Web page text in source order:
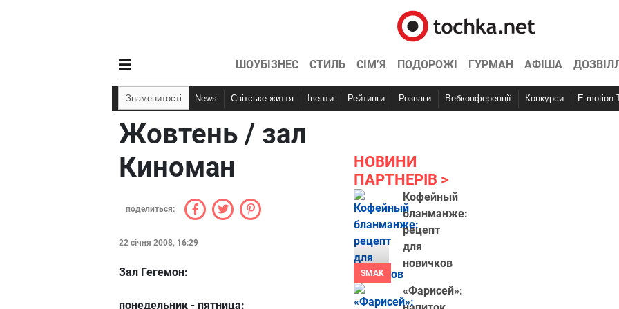
ШОУБІЗНЕС СТИЛЬ СІМ’Я ПОДОРОЖІ ГУРМАН АФІША
Знаменитості News Світське життя Івенти Рейтинги Розваги Вебконференції Конкурси E-motion
Жовтень / зал
Киноман
поделиться:
22 січня 2008, 16:29
Зал Гегемон:
понедельник - пятница:
НОВИНИ
ПАРТНЕРІВ
SMAK
Кофейный
бланманже:
рецепт
для
новичков
«Фарисей»: